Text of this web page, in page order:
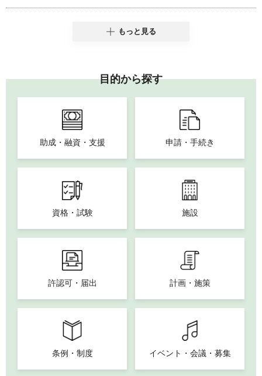
もっと見る
目的から探す
助成・融資・支援 申請・手続き
資格・試験 施設
許認可・届出 計画・施策
条例・制度 イベント・会議・募集